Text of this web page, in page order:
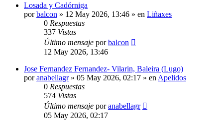
Losada y Cadórniga
porbalcon » 12 May 2026, 13:46 » en Liñaxes
0 Respuestas
337 Vistas
Último mensaje porbalcon
12 May 2026, 13:46
Jose Fernandez Fernandez- Vilarin, Baleira (Lugo)
poranabellagr» 05 May 2026, 02:17 » en Apelidos
0 Respuestas
574 Vistas
Último mensaje poranabellagr
05 May 2026, 02:17